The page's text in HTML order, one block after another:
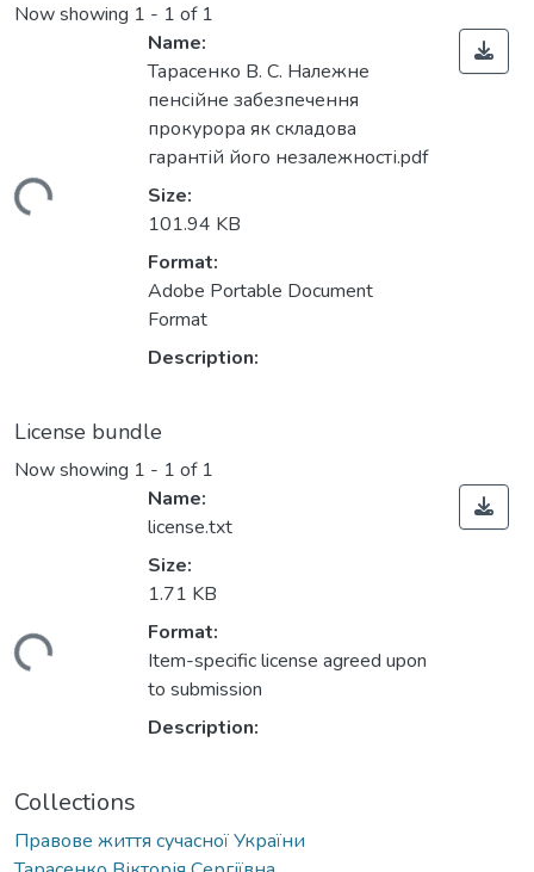
Now showing 1 - 1 of 1
Name:
Тарасенко В. С. Належне
пенсійне забезпечення
прокурора як складова
гарантій його незалежності.pdf
Size:
101.94 KB
Format:
Adobe Portable Document
Format
Description:
License bundle
Now showing 1 - 1 of 1
Name:
license.txt
Size:
1.71 KB
Format:
Item-specific license agreed upon
to submission
Description:
Collections
Правове життя сучасної України